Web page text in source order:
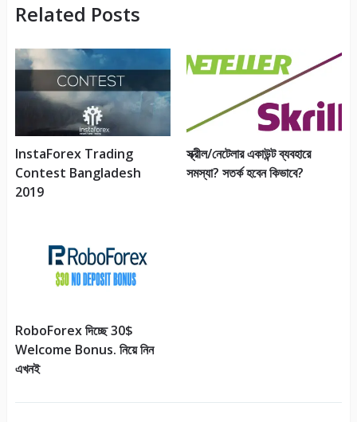
Related Posts
InstaForex Trading
Contest Bangladesh
2019
স্ক্রীল/নেটেলার একাউন্ট ব্যবহারে
সমস্যা? সতর্ক হবেন কিভাবে?
RoboForex দিচ্ছে 30$
Welcome Bonus. নিয়ে নিন
এখনই